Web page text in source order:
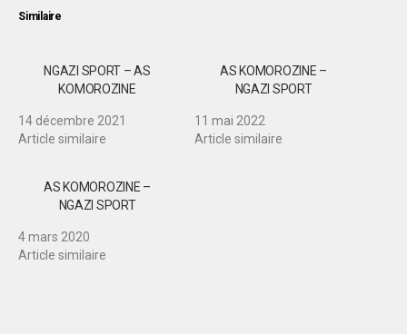
Similaire
NGAZI SPORT – AS
KOMOROZINE
14 décembre 2021
Article similaire
AS KOMOROZINE –
NGAZI SPORT
11 mai 2022
Article similaire
AS KOMOROZINE –
NGAZI SPORT
4 mars 2020
Article similaire